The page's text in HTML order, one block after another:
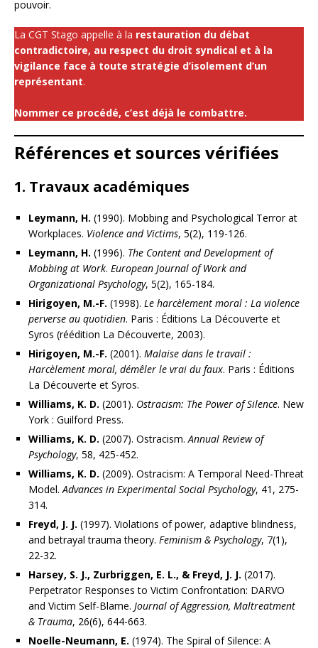
pouvoir.
La CGT Stago appelle à la restauration du débat
contradictoire, au respect du droit syndical et à la
vigilance face à toute stratégie d’isolement d’un
représentant.
Nommer ce procédé, c’est déjà le combattre.
Références et sources vérifiées
1. Travaux académiques
Leymann, H. (1990). Mobbing and Psychological Terror at
Workplaces. Violence and Victims, 5(2), 119-126.
Leymann, H. (1996). The Content and Development of
Mobbing at Work. European Journal of Work and
Organizational Psychology, 5(2), 165-184.
Hirigoyen, M.-F. (1998). Le harcèlement moral : La violence
perverse au quotidien. Paris : Éditions La Découverte et
Syros (réédition La Découverte, 2003).
Hirigoyen, M.-F. (2001). Malaise dans le travail :
Harcèlement moral, démêler le vrai du faux. Paris : Éditions
La Découverte et Syros.
Williams, K. D. (2001). Ostracism: The Power of Silence. New
York : Guilford Press.
Williams, K. D. (2007). Ostracism.Annual Review of
Psychology, 58, 425-452.
Williams, K. D. (2009). Ostracism: A Temporal Need-Threat
Model.Advances in Experimental Social Psychology, 41, 275-
314.
Freyd, J. J. (1997). Violations of power, adaptive blindness,
and betrayal trauma theory. Feminism & Psychology, 7(1),
22-32.
Harsey, S. J., Zurbriggen, E. L., & Freyd, J. J. (2017).
Perpetrator Responses to Victim Confrontation: DARVO
and Victim Self-Blame. Journal of Aggression, Maltreatment
& Trauma, 26(6), 644-663.
Noelle-Neumann, E. (1974). The Spiral of Silence: A